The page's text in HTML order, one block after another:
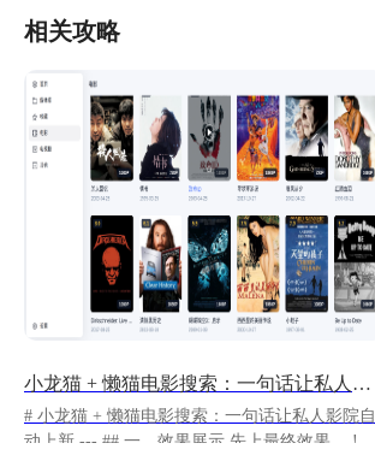
相关攻略
小龙猫 + 懒猫电影搜索：一句话让私人影院自动上新
# 小龙猫 + 懒猫电影搜索：一句话让私人影院自
动上新 --- ## 一、效果展示 先上最终效果。 !